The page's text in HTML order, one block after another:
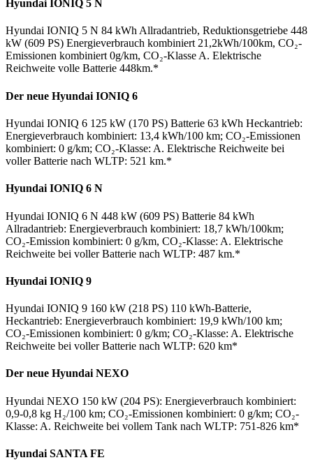
Hyundai IONIQ 5 N
Hyundai IONIQ 5 N 84 kWh Allradantrieb, Reduktionsgetriebe 448
kW (609 PS) Energieverbrauch kombiniert 21,2kWh/100km, CO₂-
Emissionen kombiniert 0g/km, CO₂-Klasse A. Elektrische
Reichweite volle Batterie 448km.*
Der neue Hyundai IONIQ 6
Hyundai IONIQ 6 125 kW (170 PS) Batterie 63 kWh Heckantrieb:
Energieverbrauch kombiniert: 13,4 kWh/100 km; CO₂-Emissionen
kombiniert: 0 g/km; CO₂-Klasse: A. Elektrische Reichweite bei
voller Batterie nach WLTP: 521 km.*
Hyundai IONIQ 6 N
Hyundai IONIQ 6 N 448 kW (609 PS) Batterie 84 kWh
Allradantrieb: Energieverbrauch kombiniert: 18,7 kWh/100km;
CO₂-Emission kombiniert: 0 g/km, CO₂-Klasse: A. Elektrische
Reichweite bei voller Batterie nach WLTP: 487 km.*
Hyundai IONIQ 9
Hyundai IONIQ 9 160 kW (218 PS) 110 kWh-Batterie,
Heckantrieb: Energieverbrauch kombiniert: 19,9 kWh/100 km;
CO₂-Emissionen kombiniert: 0 g/km; CO₂-Klasse: A. Elektrische
Reichweite bei voller Batterie nach WLTP: 620 km*
Der neue Hyundai NEXO
Hyundai NEXO 150 kW (204 PS): Energieverbrauch kombiniert:
0,9-0,8 kg H₂/100 km; CO₂-Emissionen kombiniert: 0 g/km; CO₂-
Klasse: A. Reichweite bei vollem Tank nach WLTP: 751-826 km*
Hyundai SANTA FE